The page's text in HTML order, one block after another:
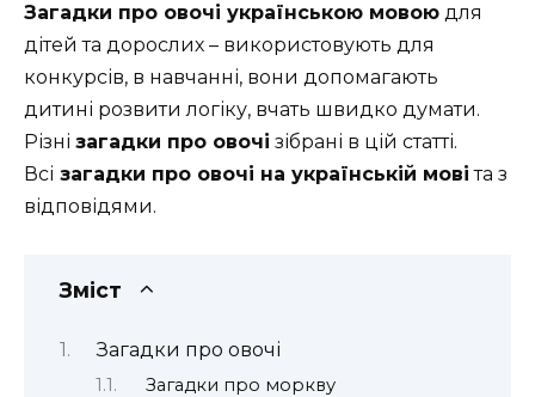
Загадки про овочі українською мовою для
дітей та дорослих – використовують для
конкурсів, в навчанні, вони допомагають
дитині розвити логіку, вчать швидко думати.
Різні загадки про овочі зібрані в цій статті.
Всі загадки про овочі на українській мові та з
відповідями.
Зміст
Загадки про овочі
Загадки про моркву